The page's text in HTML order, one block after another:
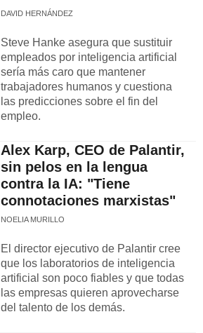
DAVID HERNÁNDEZ
Steve Hanke asegura que sustituir
empleados por inteligencia artificial
sería más caro que mantener
trabajadores humanos y cuestiona
las predicciones sobre el fin del
empleo.
Alex Karp, CEO de Palantir,
sin pelos en la lengua
contra la IA: "Tiene
connotaciones marxistas"
NOELIA MURILLO
El director ejecutivo de Palantir cree
que los laboratorios de inteligencia
artificial son poco fiables y que todas
las empresas quieren aprovecharse
del talento de los demás.